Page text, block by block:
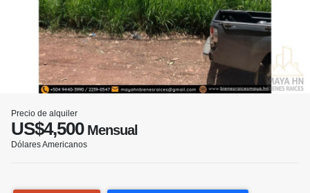
Precio de alquiler
US$4,500Mensual
Dólares Americanos